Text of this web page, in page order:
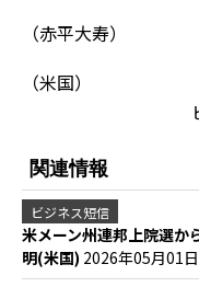
（赤平大寿）
（米国）
関連情報
ビジネス短信
米メーン州連邦上院選か
明(米国) 2026年05月01日